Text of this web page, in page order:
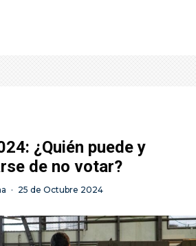
¿Quién puede y
de no votar?
· 25 de Octubre 2024